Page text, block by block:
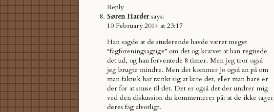
Reply
Søren Harder says:
10 February 2014 at 23:17
Han sagde at de studerende havde været meget
“fagforeningsagtige” om det og krævet at han regnede
det ud, og han forventede 8 timer. Men jeg tror også
jeg brugte mindre. Men det kommer jo også an på om
man faktisk har tænkt sig at lære det, eller man bare er
der for at snuse til det. Det er også det der undrer mig
ved den diskussion du kommenterer på: at de ikke tager
deres fag alvorligt.